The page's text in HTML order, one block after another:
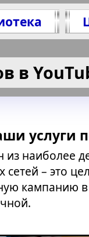
в
услуги
из наиболее
– это
кампанию